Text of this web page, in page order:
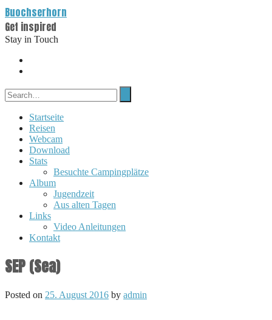
Buochserhorn
Get inspired
Stay in Touch
Startseite
Reisen
Webcam
Download
Stats
Besuchte Campingplätze
Album
Jugendzeit
Aus alten Tagen
Links
Video Anleitungen
Kontakt
SEP (Sea)
Posted on 25. August 2016 by admin